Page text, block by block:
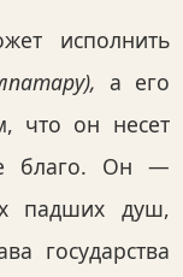
исполнить
а его
что он несет
благо. Он —
падших душ,
государства